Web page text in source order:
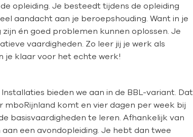
opleiding. Je besteedt tijdens de opleiding
aandacht aan je beroepshouding. Want in je
én goed problemen kunnen oplossen. Je
vaardigheden. Zo leer jij je werk als
je klaar voor het echte werk!
bieden we aan in de BBL-variant. Dat
komt en vier dagen per week bij
basisvaardigheden te leren. Afhankelijk van
een avondopleiding. Je hebt dan twee